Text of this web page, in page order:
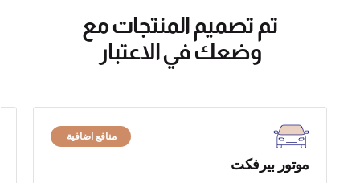
تم تصميم المنتجات مع
وضعك في الاعتبار
منافع اضافية
موتور بيرفكت